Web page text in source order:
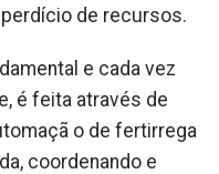
de recursos.
e cada vez
é feita através de
o de fertirrega
coordenando e